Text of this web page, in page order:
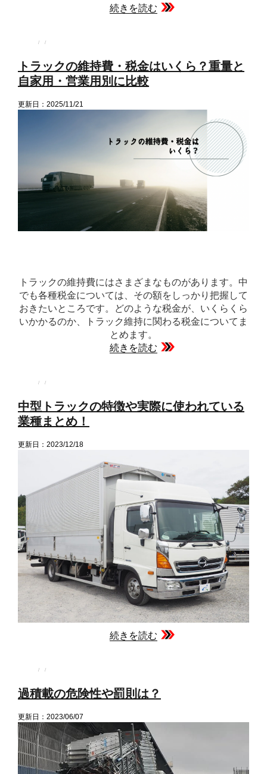
続きを読む
投
投
リ
ー
トラックの維持費・税金はいくら？重量と
自家用・営業用別に比較
更新日：2025/11/21
トラックの維持費にはさまざまなものがあります。中
でも各種税金については、その額をしっかり把握して
おきたいところです。どのような税金が、いくらくら
いかかるのか、トラック維持に関わる税金についてま
とめます。
続きを読む
投
投
リ
ー
中型トラックの特徴や実際に使われている
業種まとめ！
更新日：2023/12/18
続きを読む
投
投
リ
ー
過積載の危険性や罰則は？
更新日：2023/06/07